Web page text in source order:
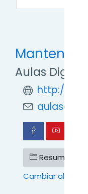
Mantente
Aulas
http://
Resumen
Cambiar al tema